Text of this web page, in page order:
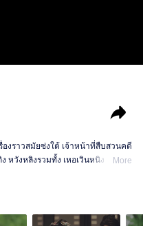
องราวสมัยซ่งใต้ เจ้าหน้าที่สืบสวนคดี
หวังหลิงรวมทั้ง เหอเวินหนิง ทั้งสี่คน
More